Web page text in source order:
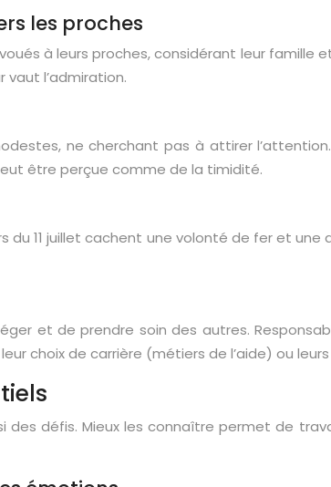
les proches
à leurs proches, considérant leur
l’admiration.
ne cherchant pas à attirer
être perçue comme de la timidité.
du 11 juillet cachent une volonté de fer et
et de prendre soin des autres.
choix de carrière (métiers de l’aide) ou
des défis. Mieux les connaître permet de